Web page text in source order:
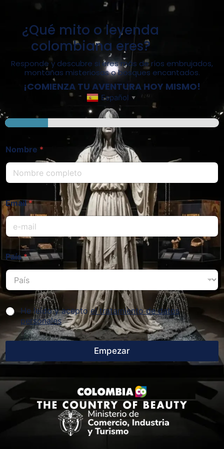
¿Qué mito o leyenda
colombiana eres?
Responde y descubre si eres más de ríos embrujados,
montañas misteriosas o bosques encantados.
¡COMIENZA TU AVENTURA HOY MISMO!
Español ▼
Nombre *
Email*
País*
He leído y aceptoel tratamiento de datos
personales
Empezar